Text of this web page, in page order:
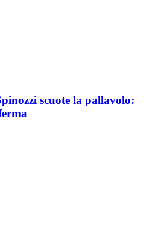
scuote la pallavolo: